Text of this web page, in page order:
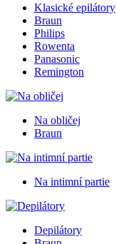
Klasické epilátory
Braun
Philips
Rowenta
Panasonic
Remington
Na obličej
Braun
Na intimní partie
Depilátory